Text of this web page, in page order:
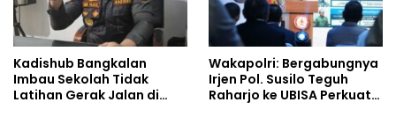
Kadishub Bangkalan
Imbau Sekolah Tidak
Latihan Gerak Jalan di
Wakapolri: Bergabungnya
Irjen Pol. Susilo Teguh
Raharjo ke UBISA Perkuat